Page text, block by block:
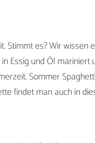
es? Wir wissen
Essig und Öl mariniert
Sommer
findet man auch in